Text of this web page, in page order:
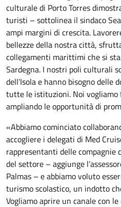
culturale di Porto Torres
turisti – sottolinea il sindaco
ampi margini di crescita.
bellezze della nostra città,
collegamenti marittimi che si
Sardegna. I nostri poli culturali
dell’Isola e hanno bisogno delle
tutte le istituzioni. Noi vogliamo
ampliando le opportunità di
«Abbiamo cominciato
accogliere i delegati di Med
rappresentanti delle compagnie
del settore – aggiunge
Palmas – e abbiamo voluto
turismo scolastico, un indotto
Vogliamo aprire un canale con